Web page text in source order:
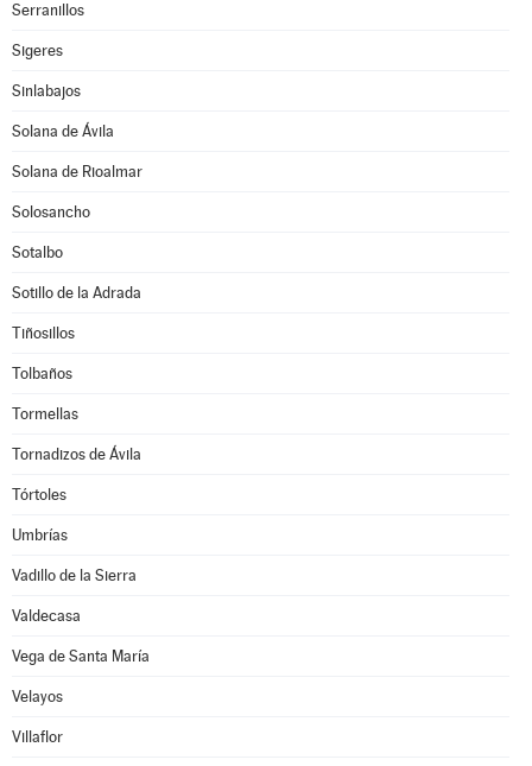
Serranillos
Sigeres
Sinlabajos
Solana de Ávila
Solana de Rioalmar
Solosancho
Sotalbo
Sotillo de la Adrada
Tiñosillos
Tolbaños
Tormellas
Tornadizos de Ávila
Tórtoles
Umbrías
Vadillo de la Sierra
Valdecasa
Vega de Santa María
Velayos
Villaflor